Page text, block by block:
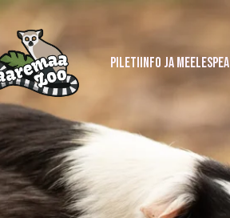
PILETIINFO JA MEELESPEA